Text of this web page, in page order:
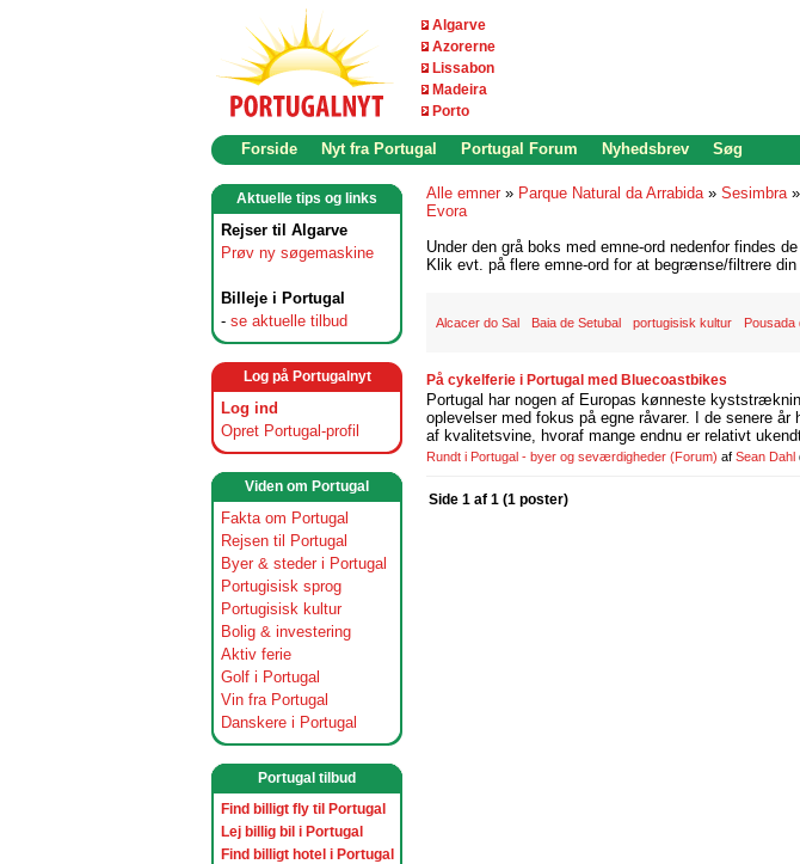
Algarve
Azorerne
Lissabon
Madeira
Porto
Forside Nyt fra Portugal Portugal Forum Nyhedsbrev Søg
Aktuelle tips og links
Rejser til Algarve
Prøv ny søgemaskine
Billeje i Portugal
- se aktuelle tilbud
Log på Portugalnyt
Log ind
Opret Portugal-profil
Viden om Portugal
Fakta om Portugal
Rejsen til Portugal
Byer & steder i Portugal
Portugisisk sprog
Portugisisk kultur
Bolig & investering
Aktiv ferie
Golf i Portugal
Vin fra Portugal
Danskere i Portugal
Portugal tilbud
Find billigt fly til Portugal
Lej billig bil i Portugal
Find billigt hotel i Portugal
Alle emner » Parque Natural da Arrabida» Sesimbra»
Evora
Under den grå boks med emne-ord nedenfor findes
Klik evt. på flere emne-ord for at begrænse/filtrere
Alcacer do Sal Baia de Setubal portugisisk kultur Pousada
På cykelferie i Portugal med Bluecoastbikes
Portugal har nogen af Europas kønneste
oplevelser med fokus på egne råvarer. I de senere
af kvalitetsvine, hvoraf mange endnu er relativt
Rundt i Portugal - byer og seværdigheder (Forum) af Sean Dahl
Side 1 af 1 (1 poster)